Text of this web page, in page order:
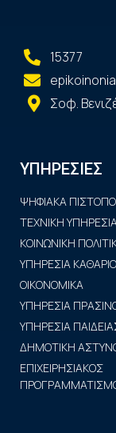
15377
Σοφ.
ΥΠΗΡΕΣΙΕΣ
ΨΗΦΙΑΚΑ
ΤΕΧΝΙΚΗ
ΚΟΙΝΩΝΙΚΗ
ΥΠΗΡΕΣΙΑ
ΟΙΚΟΝΟΜΙΚΑ
ΥΠΗΡΕΣΙΑ
ΥΠΗΡΕΣΙΑ
ΔΗΜΟΤΙΚΗ
ΕΠΙΧΕΙΡΗΣΙΑΚΟΣ